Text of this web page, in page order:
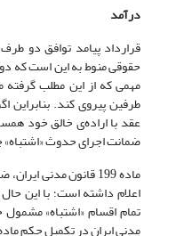
درآمد
قرارداد پیامد توافق دو
حقوقی منوط به این است که
مهمی که از این مطلب
طرفین پیروی کند. بنابراین
عقد با اراده‌ی خالق خود
ضمانت اجرای حدوث
ماده 199 قانون مدنی
اعلام داشته است؛ با این
تمام اقسام «اشتباه»